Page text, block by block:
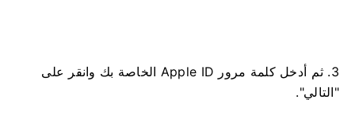
3. ثم أدخل كلمة مرور Apple ID الخاصة بك وانقر على
"التالي".